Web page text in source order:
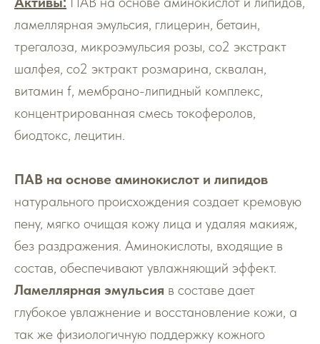
ламеллярная эмульсия, глицерин, бетаин,
трегалоза, микроэмульсия розы, со2 экстракт
шалфея, со2 эктракт розмарина, сквалан,
витамин f, мембрано-липидный комплекс,
концентрированная смесь токоферолов,
биодтокс, лецитин.
ПАВ на основе аминокислот и липидов
натурального происхождения создает кремовую
пену, мягко очищая кожу лица и удаляя макияж,
без раздражения. Аминокислоты, входящие в
состав, обеспечивают увлажняющий эффект.
Ламеллярная эмульсия в составе дает
глубокое увлажнение и восстановление кожи, а
так же физиологичную поддержку кожного